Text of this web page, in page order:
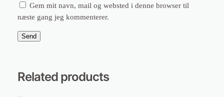
Gem mit navn, mail og websted i denne browser til
næste gang jeg kommenterer.
Related products